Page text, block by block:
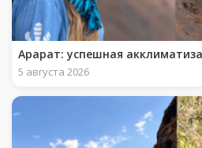
Арарат: успешная
5 августа 2026